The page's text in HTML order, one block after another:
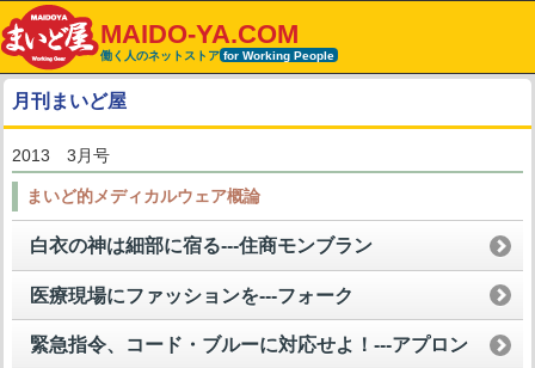
MAIDO-YA.COM
働く人のネットストア for Working People
月刊まいど屋
2013 3月号
まいど的メディカルウェア概論
白衣の神は細部に宿る---住商モンブラン
医療現場にファッションを---フォーク
緊急指令、コード・ブルーに対応せよ！---アプロン